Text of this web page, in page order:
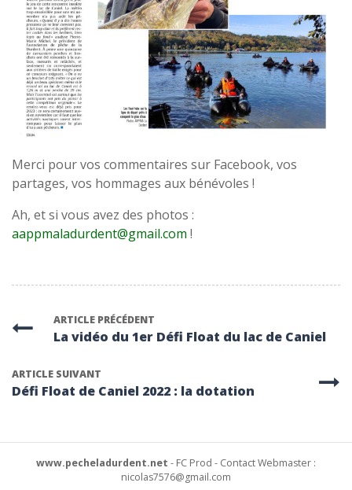
Merci pour vos commentaires sur Facebook, vos
partages, vos hommages aux bénévoles !
Ah, et si vous avez des photos :
aappmaladurdent@gmail.com !
ARTICLE PRÉCÉDENT
La vidéo du 1er Défi Float du lac de Caniel
ARTICLE SUIVANT
Défi Float de Caniel 2022 : la dotation
www.pecheladurdent.net - FC Prod - Contact Webmaster :
nicolas7576@gmail.com